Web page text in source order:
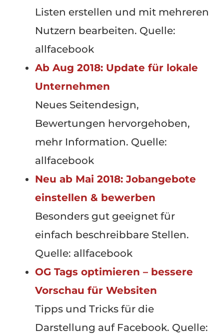
Listen erstellen und mit mehreren
Nutzern bearbeiten. Quelle:
allfacebook
Ab Aug 2018: Update für lokale
Unternehmen
Neues Seitendesign,
Bewertungen hervorgehoben,
mehr Information. Quelle:
allfacebook
Neu ab Mai 2018: Jobangebote
einstellen & bewerben
Besonders gut geeignet für
einfach beschreibbare Stellen.
Quelle: allfacebook
OG Tags optimieren – bessere
Vorschau für Websiten
Tipps und Tricks für die
Darstellung auf Facebook. Quelle: